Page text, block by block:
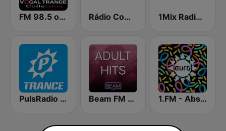
FM 98.5 of Vocal Trance live ® Rádio Comercial 1Mix Radio - Trance
PulsRadio Trance Beam FM - Adult Hits 1.FM - Absolute Trance